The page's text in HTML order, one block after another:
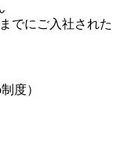
でにご入社された
度）